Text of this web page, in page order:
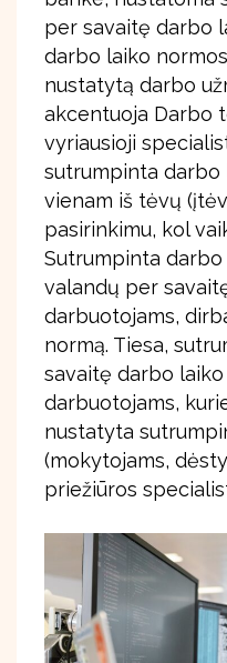
per savaitę darbo
darbo laiko
nustatytą darbo
akcentuoja Darbo
vyriausioji
sutrumpinta darbo
vienam iš tėvų
pasirinkimu, kol
Sutrumpinta darbo
valandų per
darbuotojams,
normą. Tiesa,
savaitę darbo
darbuotojams,
nustatyta
(mokytojams,
priežiūros